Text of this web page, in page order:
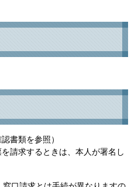
書類を参照）
請求するときは、本人が署名し